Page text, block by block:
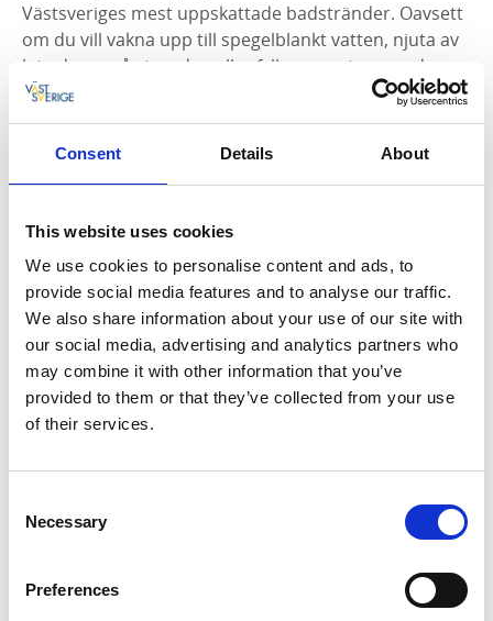
Consent Details About
This website uses cookies
We use cookies to personalise content and ads, to
provide social media features and to analyse our traffic.
We also share information about your use of our site with
our social media, advertising and analytics partners who
may combine it with other information that you’ve
provided to them or that they’ve collected from your use
of their services.
Selection
Necessary
Preferences
Västsveriges mest uppskattade badstränder. Oavsett
om du vill vakna upp till spegelblankt vatten, njuta av
lata dagar på stranden eller fylla semestern med
aktiviteter finns något för alla.
familjen på minigolf eller ge dig ut för att upptäcka de
många vandrings- och cykelmöjligheterna i området.
Efter en dag fylld av upplevelser kan du slå dig ner i
vattnet.
Hanatorp är också en utmärkt utgångspunkt för att
upptäcka allt som Marks kommun har att erbjuda.
Härifrån har du nära till områdets textila besöksmål,
charmiga gårdsbutiker, naturreservat och besöksmål
som Kasthall och Rydals Museum – platser där den
avkopplande weekend eller en plats där hela familjen
och upplevelser året om.